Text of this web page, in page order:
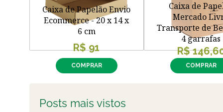
Caixa de Papelão Envio
Ecommerce - 20 x 14 x
6 cm
R$ 91
COMPRAR
Caixa de
Mercado
Transporte de
4 garrafas
R$
COMPRAR
Posts mais vistos